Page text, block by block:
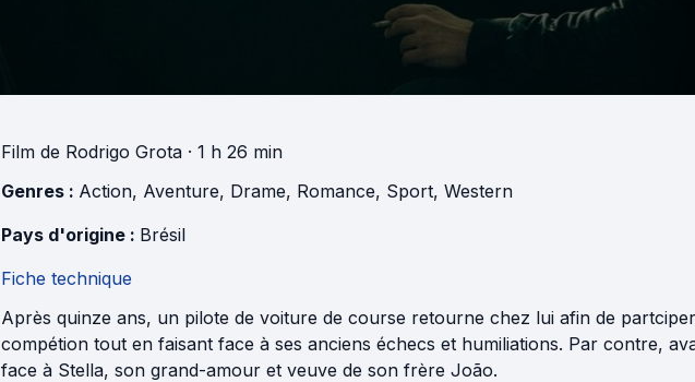
Film de Rodrigo Grota · 1 h 26 min
Genres : Action, Aventure, Drame, Romance, Sport, Western
Pays d'origine : Brésil
Fiche technique
Après quinze ans, un pilote de voiture de course retourne chez lui afin de
compétion tout en faisant face à ses anciens échecs et humiliations. Par contre,
face à Stella, son grand-amour et veuve de son frère João.